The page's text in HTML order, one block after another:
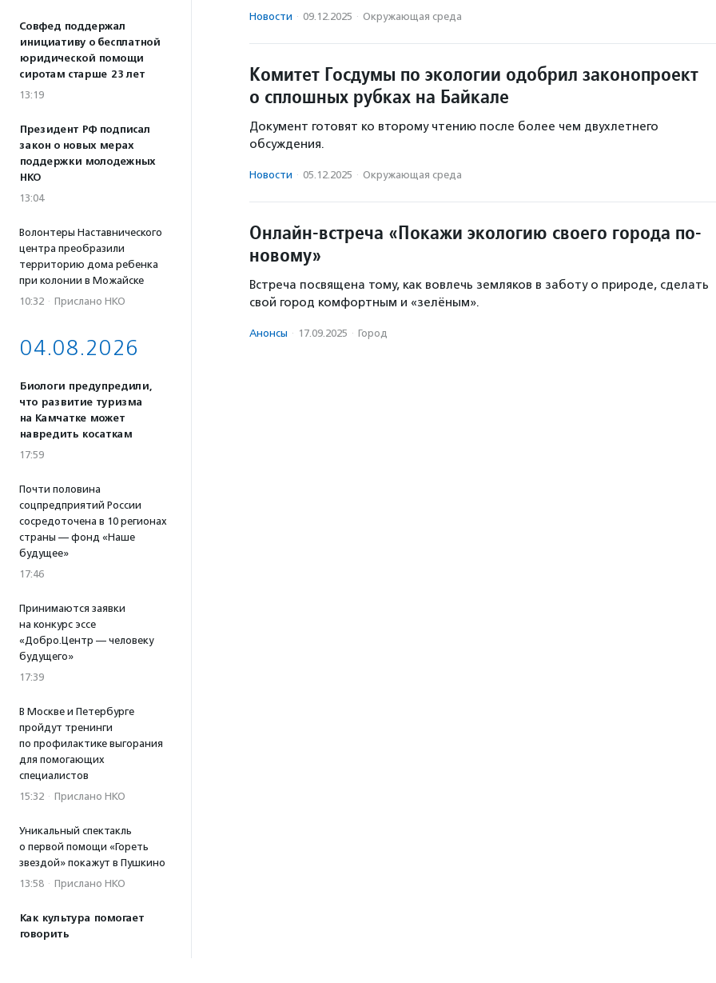
Совфед поддержал
инициативу о бесплатной
юридической помощи
сиротам старше 23 лет
13:19
Президент РФ подписал
закон о новых мерах
поддержки молодежных
НКО
13:04
Волонтеры Наставнического
центра преобразили
территорию дома ребенка
при колонии в Можайске
10:32 · Прислано НКО
04.08.2026
Биологи предупредили,
что развитие туризма
на Камчатке может
навредить косаткам
17:59
Почти половина
соцпредприятий России
сосредоточена в 10 регионах
страны — фонд «Наше
будущее»
17:46
Принимаются заявки
на конкурс эссе
«Добро.Центр — человеку
будущего»
17:39
В Москве и Петербурге
пройдут тренинги
по профилактике выгорания
для помогающих
специалистов
15:32 · Прислано НКО
Уникальный спектакль
о первой помощи «Гореть
звездой» покажут в Пушкино
13:58 · Прислано НКО
Как культура помогает
говорить
Новости · 09.12.2025 · Окружающая среда
Комитет Госдумы по экологии одобрил законопроект
о сплошных рубках на Байкале
Документ готовят ко второму чтению после более чем двухлетнего
обсуждения.
Новости · 05.12.2025 · Окружающая среда
Онлайн-встреча «Покажи экологию своего города по-
новому»
Встреча посвящена тому, как вовлечь земляков в заботу о природе, сделать
свой город комфортным и «зелёным».
Анонсы · 17.09.2025 · Город